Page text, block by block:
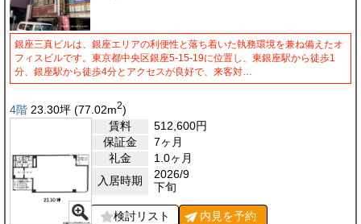
銀座三真ビルは、銀座エリアの利便性と落ち着いた執務環境を兼ね備えたオ
フィスビルです。東京都中央区銀座5-15-19に位置し、東銀座駅から徒歩1
分、銀座駅から徒歩4分とアクセスが良好で、来客対…
4階 23.30坪 (77.02m2)
賃料
512,600円
保証金
7ヶ月
礼金
1.0ヶ月
入居時期
2026/9
下旬
検討リスト 内見を予約